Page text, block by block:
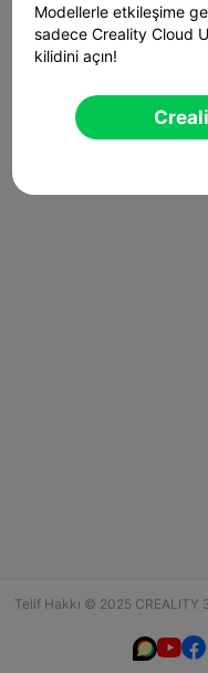
Telif Hakkı © 2025 CREALITY

Modellerle etkileşime
sadece Creality Cloud
kilidini açın!